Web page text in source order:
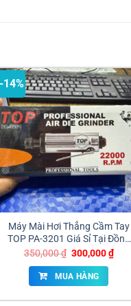
-14%
Máy Mài Hơi Thẳng Cầm Tay
TOP PA-3201 Giá Sỉ Tại Đồng
Nai
350,000₫ Giá
là:
350,000 ₫.
300,000₫Giá
hiện
MUA HÀNG